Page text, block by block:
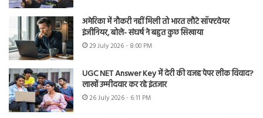
अमेरिका में नौकरी नहीं मिली तो भारत लौटे सॉफ्टवेयर
इंजीनियर, बोले- संघर्ष ने बहुत कुछ सिखाया
29 July 2026 - 8:00 PM
UGC NET Answer Key में देरी की वजह पेपर लीक विवाद?
लाखों उम्मीदवार कर रहे इंतजार
26 July 2026 - 6:11 PM